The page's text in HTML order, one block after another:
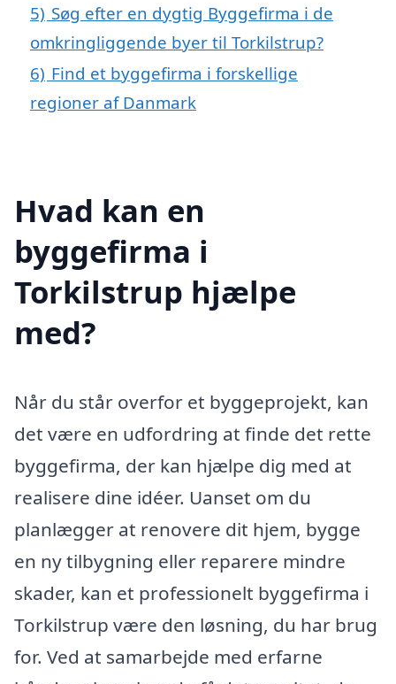
5) Søg efter en dygtig Byggefirma i de
omkringliggende byer til Torkilstrup?
6) Find et byggefirma i forskellige
regioner af Danmark
Hvad kan en
byggefirma i
Torkilstrup hjælpe
med?
Når du står overfor et byggeprojekt, kan
det være en udfordring at finde det rette
byggefirma, der kan hjælpe dig med at
realisere dine idéer. Uanset om du
planlægger at renovere dit hjem, bygge
en ny tilbygning eller reparere mindre
skader, kan et professionelt byggefirma i
Torkilstrup være den løsning, du har brug
for. Ved at samarbejde med erfarne